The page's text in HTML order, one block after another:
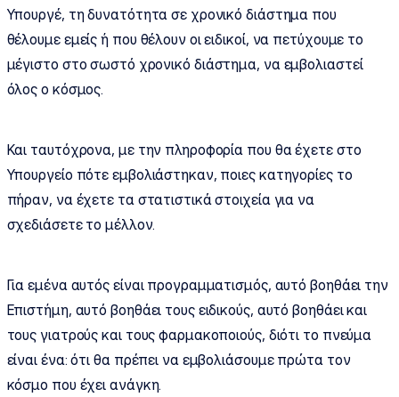
Υπουργέ, τη δυνατότητα σε χρονικό διάστημα που
θέλουμε εμείς ή που θέλουν οι ειδικοί, να πετύχουμε το
μέγιστο στο σωστό χρονικό διάστημα, να εμβολιαστεί
όλος ο κόσμος.
Και ταυτόχρονα, με την πληροφορία που θα έχετε στο
Υπουργείο πότε εμβολιάστηκαν, ποιες κατηγορίες το
πήραν, να έχετε τα στατιστικά στοιχεία για να
σχεδιάσετε το μέλλον.
Για εμένα αυτός είναι προγραμματισμός, αυτό βοηθάει την
Επιστήμη, αυτό βοηθάει τους ειδικούς, αυτό βοηθάει και
τους γιατρούς και τους φαρμακοποιούς, διότι το πνεύμα
είναι ένα: ότι θα πρέπει να εμβολιάσουμε πρώτα τον
κόσμο που έχει ανάγκη.